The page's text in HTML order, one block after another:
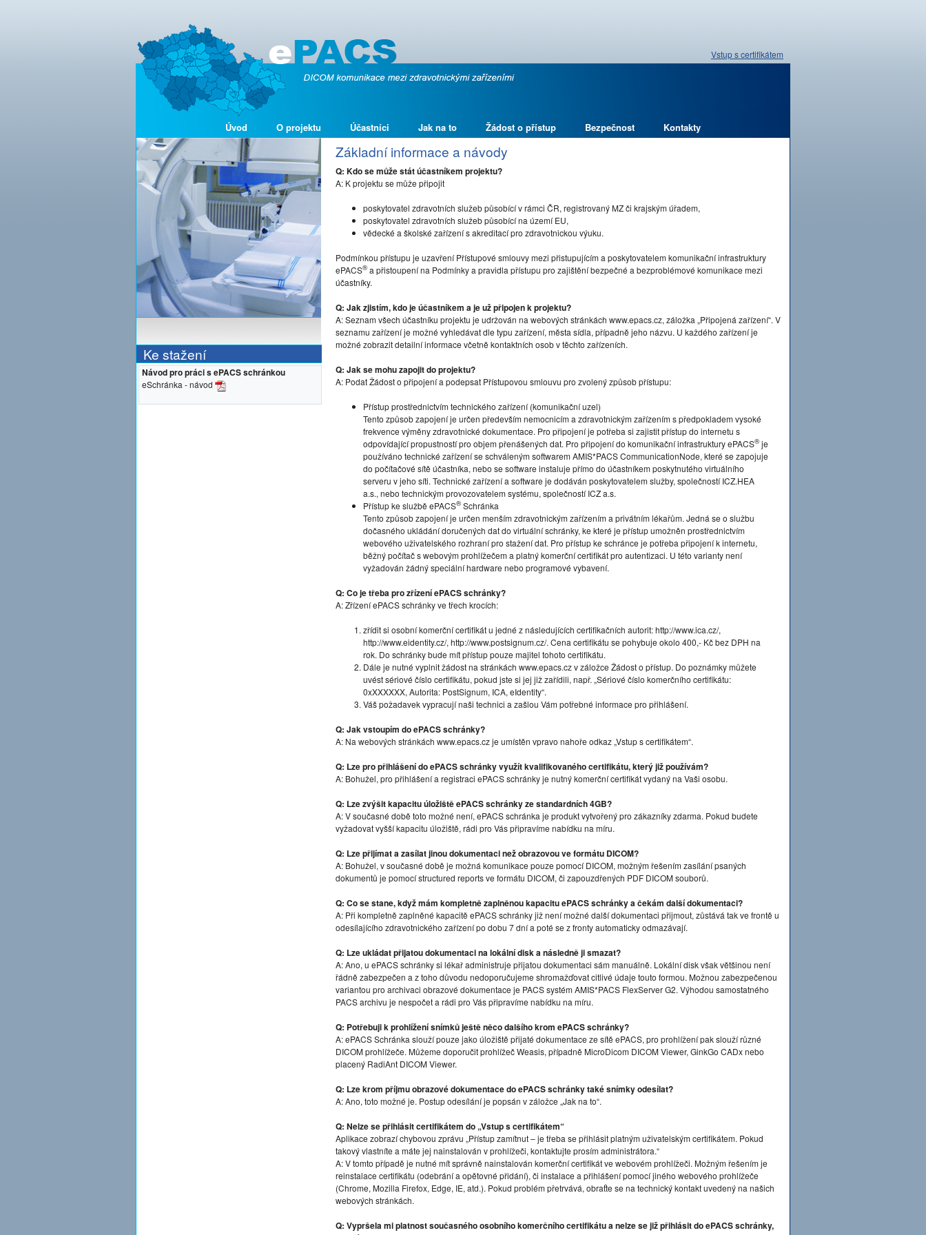
Vstup s certifikátem
Úvod O projektu Účastníci Jak na to Žádost o přístup Bezpečnost Kontakty
Ke stažení
Návod pro práci s ePACS schránkou
eSchránka - návod
Základní informace a návody
Q: Kdo se může stát účastníkem projektu?
A: K projektu se může připojit
poskytovatel zdravotních služeb působící v rámci ČR, registrovaný MZ či krajským úřadem,
poskytovatel zdravotních služeb působící na území EU,
vědecké a školské zařízení s akreditací pro zdravotnickou výuku.
Podmínkou přístupu je uzavření Přístupové smlouvy mezi přistupujícím a poskytovatelem komunikační infrastruktury
ePACS®a přistoupení na Podmínky a pravidla přístupu pro zajištění bezpečné a bezproblémové komunikace mezi
účastníky.
Q: Jak zjistím, kdo je účastníkem a je už připojen k projektu?
A: Seznam všech účastníku projektu je udržován na webových stránkách www.epacs.cz, záložka „Připojená zařízení“. V
seznamu zařízení je možné vyhledávat dle typu zařízení, města sídla, případně jeho názvu. U každého zařízení je
možné zobrazit detailní informace včetně kontaktních osob v těchto zařízeních.
Q: Jak se mohu zapojit do projektu?
A: Podat Žádost o připojení a podepsat Přístupovou smlouvu pro zvolený způsob přístupu:
Přístup prostřednictvím technického zařízení (komunikační uzel)
Tento způsob zapojení je určen především nemocnicím a zdravotnickým zařízením s předpokladem vysoké
frekvence výměny zdravotnické dokumentace. Pro připojení je potřeba si zajistit přístup do internetu s
odpovídající propustností pro objem přenášených dat. Pro připojení do komunikační infrastruktury ePACS®je
používáno technické zařízení se schváleným softwarem AMIS*PACS CommunicationNode, které se zapojuje
do počítačové sítě účastníka, nebo se software instaluje přímo do účastníkem poskytnutého virtuálního
serveru v jeho síti. Technické zařízení a software je dodáván poskytovatelem služby, společností ICZ.HEA
a.s., nebo technickým provozovatelem systému, společností ICZ a.s.
Přístup ke službě ePACS®Schránka
Tento způsob zapojení je určen menším zdravotnickým zařízením a privátním lékařům. Jedná se o službu
dočasného ukládání doručených dat do virtuální schránky, ke které je přístup umožněn prostřednictvím
webového uživatelského rozhraní pro stažení dat. Pro přístup ke schránce je potřeba připojení k internetu,
běžný počítač s webovým prohlížečem a platný komerční certifikát pro autentizaci. U této varianty není
vyžadován žádný speciální hardware nebo programové vybavení.
Q: Co je třeba pro zřízení ePACS schránky?
A: Zřízení ePACS schránky ve třech krocích:
zřídit si osobní komerční certifikát u jedné z následujících certifikačních autorit: http://www.ica.cz/,
http://www.eidentity.cz/, http://www.postsignum.cz/. Cena certifikátu se pohybuje okolo 400,- Kč bez DPH na
rok. Do schránky bude mít přístup pouze majitel tohoto certifikátu.
Dále je nutné vyplnit žádost na stránkách www.epacs.cz v záložce Žádost o přístup. Do poznámky můžete
uvést sériové číslo certifikátu, pokud jste si jej již zařídili, např. „Sériové číslo komerčního certifikátu:
0xXXXXXX, Autorita: PostSignum, ICA, eIdentity“.
Váš požadavek vypracují naši technici a zašlou Vám potřebné informace pro přihlášení.
Q: Jak vstoupím do ePACS schránky?
A: Na webových stránkách www.epacs.cz je umístěn vpravo nahoře odkaz „Vstup s certifikátem“.
Q: Lze pro přihlášení do ePACS schránky využít kvalifikovaného certifikátu, který již používám?
A: Bohužel, pro přihlášení a registraci ePACS schránky je nutný komerční certifikát vydaný na Vaši osobu.
Q: Lze zvýšit kapacitu úložiště ePACS schránky ze standardních 4GB?
A: V současné době toto možné není, ePACS schránka je produkt vytvořený pro zákazníky zdarma. Pokud budete
vyžadovat vyšší kapacitu úložiště, rádi pro Vás připravíme nabídku na míru.
Q: Lze přijímat a zasílat jinou dokumentaci než obrazovou ve formátu DICOM?
A: Bohužel, v současné době je možná komunikace pouze pomocí DICOM, možným řešením zasílání psaných
dokumentů je pomocí structured reports ve formátu DICOM, či zapouzdřených PDF DICOM souborů.
Q: Co se stane, když mám kompletně zaplněnou kapacitu ePACS schránky a čekám další dokumentaci?
A: Při kompletně zaplněné kapacitě ePACS schránky již není možné další dokumentaci přijmout, zůstává tak ve frontě u
odesílajícího zdravotnického zařízení po dobu 7 dní a poté se z fronty automaticky odmazávají.
Q: Lze ukládat přijatou dokumentaci na lokální disk a následně ji smazat?
A: Ano, u ePACS schránky si lékař administruje přijatou dokumentaci sám manuálně. Lokální disk však většinou není
řádně zabezpečen a z toho důvodu nedoporučujeme shromažďovat citlivé údaje touto formou. Možnou zabezpečenou
variantou pro archivaci obrazové dokumentace je PACS systém AMIS*PACS FlexServer G2. Výhodou samostatného
PACS archivu je nespočet a rádi pro Vás připravíme nabídku na míru.
Q: Potřebuji k prohlížení snímků ještě něco dalšího krom ePACS schránky?
A: ePACS Schránka slouží pouze jako úložiště přijaté dokumentace ze sítě ePACS, pro prohlížení pak slouží různé
DICOM prohlížeče. Můžeme doporučit prohlížeč Weasis, případně MicroDicom DICOM Viewer, GinkGo CADx nebo
placený RadiAnt DICOM Viewer.
Q: Lze krom příjmu obrazové dokumentace do ePACS schránky také snímky odesílat?
A: Ano, toto možné je. Postup odesílání je popsán v záložce „Jak na to“.
Q: Nelze se přihlásit certifikátem do „Vstup s certifikátem“
Aplikace zobrazí chybovou zprávu „Přístup zamítnut – je třeba se přihlásit platným uživatelským certifikátem. Pokud
takový vlastníte a máte jej nainstalován v prohlížeči, kontaktujte prosím administrátora.“
A: V tomto případě je nutné mít správně nainstalován komerční certifikát ve webovém prohlížeči. Možným řešením je
reinstalace certifikátu (odebrání a opětovné přidání), či instalace a přihlášení pomocí jiného webového prohlížeče
(Chrome, Mozilla Firefox, Edge, IE, atd.). Pokud problém přetrvává, obraťte se na technický kontakt uvedený na našich
webových stránkách.
Q: Vypršela mi platnost současného osobního komerčního certifikátu a nelze se již přihlásit do ePACS schránky,